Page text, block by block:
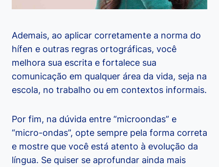
Ademais, ao aplicar corretamente a norma do
hífen e outras regras ortográficas, você
melhora sua escrita e fortalece sua
comunicação em qualquer área da vida, seja na
escola, no trabalho ou em contextos informais.
Por fim, na dúvida entre “microondas” e
“micro-ondas”, opte sempre pela forma correta
e mostre que você está atento à evolução da
língua. Se quiser se aprofundar ainda mais